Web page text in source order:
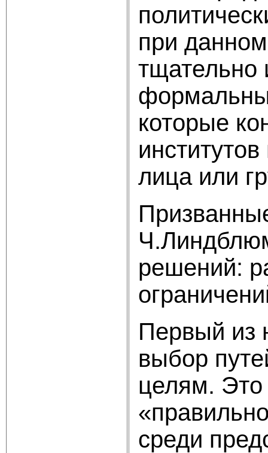
при
тщательно
которые
лица или
решений:
Первый из
выбор
целям. Это
среди